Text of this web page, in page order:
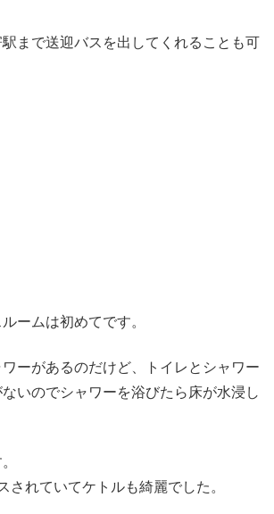
まで送迎バスを出してくれることも可
ームは初めてです。
ーがあるのだけど、トイレとシャワー
いのでシャワーを浴びたら床が水浸し
されていてケトルも綺麗でした。